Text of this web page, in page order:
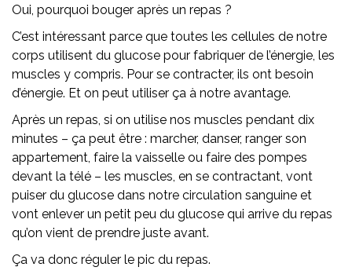
Oui, pourquoi bouger après un repas ?
C’est intéressant parce que toutes les cellules de notre
corps utilisent du glucose pour fabriquer de l’énergie, les
muscles y compris. Pour se contracter, ils ont besoin
d’énergie. Et on peut utiliser ça à notre avantage.
Après un repas, si on utilise nos muscles pendant dix
minutes – ça peut être : marcher, danser, ranger son
appartement, faire la vaisselle ou faire des pompes
devant la télé – les muscles, en se contractant, vont
puiser du glucose dans notre circulation sanguine et
vont enlever un petit peu du glucose qui arrive du repas
qu’on vient de prendre juste avant.
Ça va donc réguler le pic du repas.